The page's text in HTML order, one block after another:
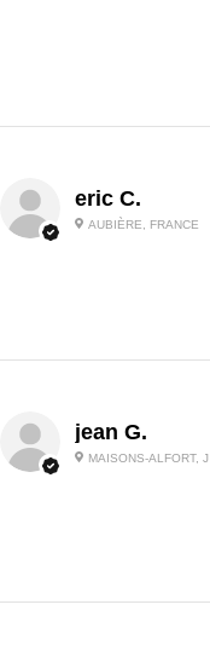
eric C.
AUBIÈRE, FRANCE
jean G.
MAISONS-ALFORT, J